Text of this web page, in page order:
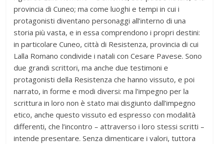
provincia di Cuneo; ma come luoghi e tempi in cui i
protagonisti diventano personaggi all’interno di una
storia più vasta, e in essa comprendono i propri destini:
in particolare Cuneo, città di Resistenza, provincia di cui
Lalla Romano condivide i natali con Cesare Pavese. Sono
due grandi scrittori, ma anche due testimoni e
protagonisti della Resistenza che hanno vissuto, e poi
narrato, in forme e modi diversi: ma l’impegno per la
scrittura in loro non è stato mai disgiunto dall’impegno
etico, anche questo vissuto ed espresso con modalità
differenti, che l’incontro – attraverso i loro stessi scritti –
intende presentare. Senza dimenticare i valori, tuttora